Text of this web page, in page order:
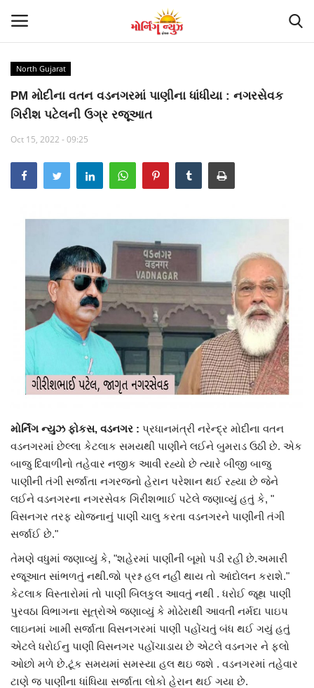
Home
Contact
Politics
Trending
Humanity
Lifestyle
Braking News
Social Media News
Crime
Religious
Health
Entertainment
International
North Gujarat
PM મોદીના વતન વડનગરમાં પાણીના ધાંધીયા : નગરસેવક
ગિરીશ પટેલની ઉગ્ર રજૂઆત
Oct 15, 2022 - 09:25
મોર્નિંગ ન્યુઝ ફોકસ, વડનગર : પ્રધાનમંત્રી નરેન્દ્ર મોદીના વતન
વડનગરમાં છેલ્લા કેટલાક સમયથી પાણીને લઈને બુમરાડ ઉઠી છે. એક
બાજુ દિવાળીનો તહેવાર નજીક આવી રહ્યો છે ત્યારે બીજી બાજુ
પાણીની તંગી સર્જાતા નગરજનો હેરાન પરેશાન થઈ રહ્યા છે જેને
લઈને વડનગરના નગરસેવક ગિરીશભાઈ પટેલે જણાવ્યું હતું કે, "
વિસનગર તરફ યોજનાનું પાણી ચાલુ કરતા વડનગરને પાણીની તંગી
સર્જાઈ છે."
તેમણે વધુમાં જણાવ્યું કે, "શહેરમાં પાણીની બૂમો પડી રહી છે.અમારી
રજૂઆત સાંભળતું નથી.જો પ્રશ્ન હલ નહીં થાય તો આંદોલન કરાશે."
કેટલાક વિસ્તારોમાં તો પાણી બિલકુલ આવતું નથી . ધરોઈ જૂથ પાણી
પુરવઠા વિભાગના સૂત્રોએ જણાવ્યું કે મોઢેરાથી આવતી નર્મદા પાઇપ
લાઇનમાં ખામી સર્જાતા વિસનગરમાં પાણી પહોંચતું બંધ થઈ ગયું હતું
એટલે ધરોઈનુ પાણી વિસનગર પહોંચાડાય છે એટલે વડનગર ને ફ્લો
ઓછો મળે છે.ટૂંક સમયમાં સમસ્યા હલ થઇ જશે . વડનગરમાં તહેવાર
ટાણે જ પાણીના ધાંધિયા સર્જાતા લોકો હેરાન થઈ ગયા છે.